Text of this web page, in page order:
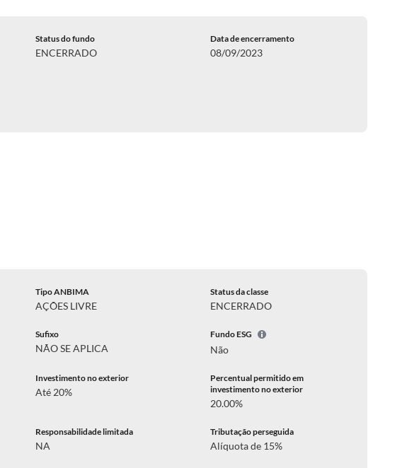
Status do fundo
ENCERRADO
Data de encerramento
08/09/2023
Tipo ANBIMA
AÇÕES LIVRE
Status da classe
ENCERRADO
Sufixo
NÃO SE APLICA
Fundo ESG
Não
Investimento no exterior
Até 20%
Percentual permitido em
investimento no exterior
20.00%
Responsabilidade limitada
NA
Tributação perseguida
Alíquota de 15%